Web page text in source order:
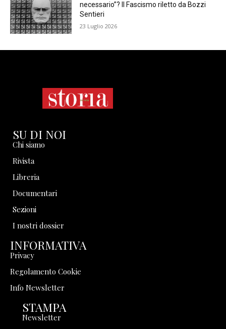
necessario”? Il Fascismo riletto da Bozzi
Sentieri
23 Luglio 2026
SU DI NOI
Chi siamo
Rivista
Libreria
Documentari
Sezioni
I nostri dossier
INFORMATIVA
Privacy
Regolamento Cookie
Info Newsletter
STAMPA
Newsletter